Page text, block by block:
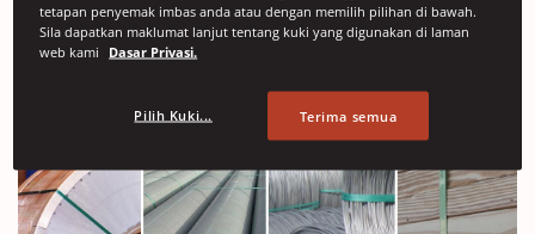
tetapan penyemak imbas anda atau dengan memilih pilihan di bawah.
Sila dapatkan maklumat lanjut tentang kuki yang digunakan di laman
web kami
Dasar Privasi.
Pilih Kuki... Terima semua